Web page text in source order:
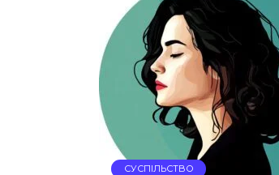
СУСПІЛЬСТВО